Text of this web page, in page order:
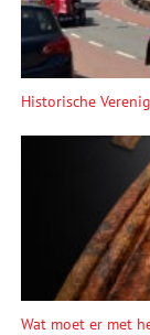
Historische
Wat moet er met